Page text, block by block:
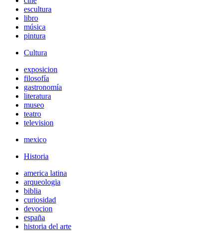
escultura
libro
música
pintura
Cultura
exposicion
filosofía
gastronomía
literatura
museo
teatro
television
mexico
Historia
america latina
arqueologia
biblia
curiosidad
devocion
españa
historia del arte